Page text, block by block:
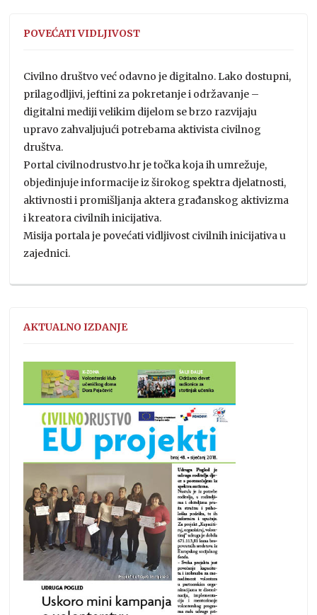
POVEĆATI VIDLJIVOST
Civilno društvo već odavno je digitalno. Lako dostupni,
prilagodljivi, jeftini za pokretanje i održavanje –
digitalni mediji velikim dijelom se brzo razvijaju
upravo zahvaljujući potrebama aktivista civilnog
društva.
Portal civilnodrustvo.hr je točka koja ih umrežuje,
objedinjuje informacije iz širokog spektra djelatnosti,
aktivnosti i promišljanja aktera građanskog aktivizma
i kreatora civilnih inicijativa.
Misija portala je povećati vidljivost civilnih inicijativa u
zajednici.
AKTUALNO IZDANJE